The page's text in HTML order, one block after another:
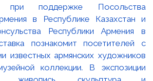
при поддержке Посольства
в Республике Казахстан и
Республики Армения в
познакомит посетителей с
известных армянских художников
коллекции. В экспозиции